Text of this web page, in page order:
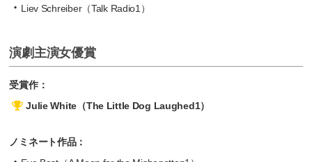
Liev Schreiber（Talk Radio1）
演劇主演女優賞
受賞作：
Julie White（The Little Dog Laughed1）
ノミネート作品：